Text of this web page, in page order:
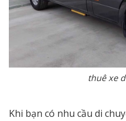
thuê xe
Khi bạn có nhu cầu di